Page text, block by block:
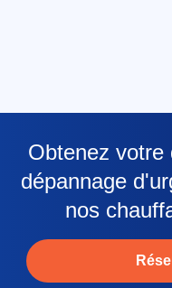
Obtenez votre
dépannage
nos